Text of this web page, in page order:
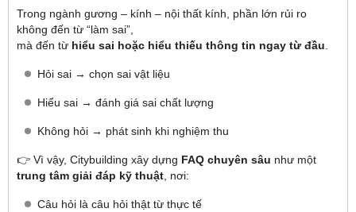
Trong ngành gương – kính – nội thất kính, phần lớn rủi ro
không đến từ “làm sai”,
mà đến từ hiểu sai hoặc hiểu thiếu thông tin ngay từ đầu
Hỏi sai → chọn sai vật liệu
Hiểu sai → đánh giá sai chất lượng
Không hỏi → phát sinh khi nghiệm thu
👉 Vì vậy, Citybuilding xây dựng FAQ chuyên sâu như một
trung tâm giải đáp kỹ thuật , nơi:
Câu hỏi là câu hỏi thật từ thực tế